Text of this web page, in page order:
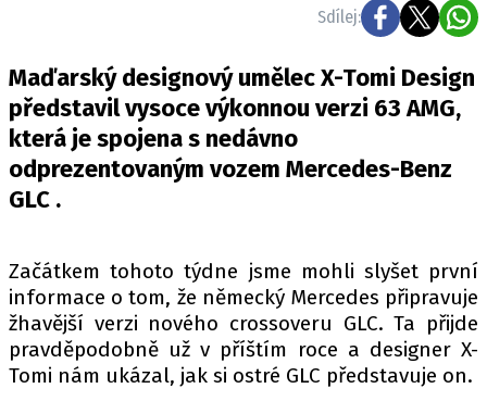
TESTY ELEKTROMOBILŮ
RALLY
OSTATNÍ
Z DOMOVA
MOTORSPORT
Sdílej:
Maďarský designový umělec X-Tomi Design
představil vysoce výkonnou verzi 63 AMG,
která je spojena s nedávno
odprezentovaným vozem Mercedes-Benz
GLC .
Začátkem tohoto týdne jsme mohli slyšet první
informace o tom, že německý Mercedes připravuje
žhavější verzi nového crossoveru GLC. Ta přijde
pravděpodobně už v příštím roce a designer X-
Tomi nám ukázal, jak si ostré GLC představuje on.